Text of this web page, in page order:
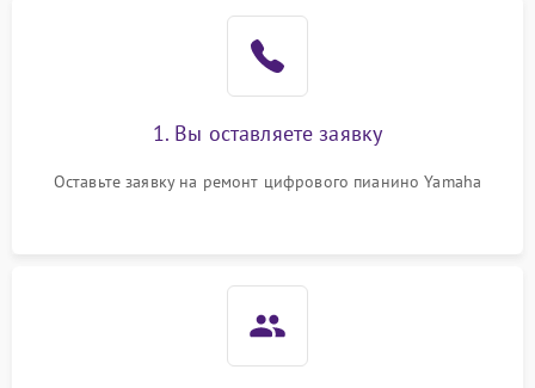
1. Вы оставляете заявку
Оставьте заявку на ремонт цифрового пианино Yamaha